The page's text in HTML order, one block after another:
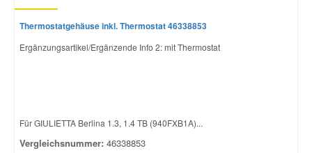
Thermostatgehäuse inkl. Thermostat 46338853
Ergänzungsartikel/Ergänzende Info 2: mit Thermostat
Für GIULIETTA Berlina 1.3, 1.4 TB (940FXB1A)...
Vergleichsnummer: 46338853